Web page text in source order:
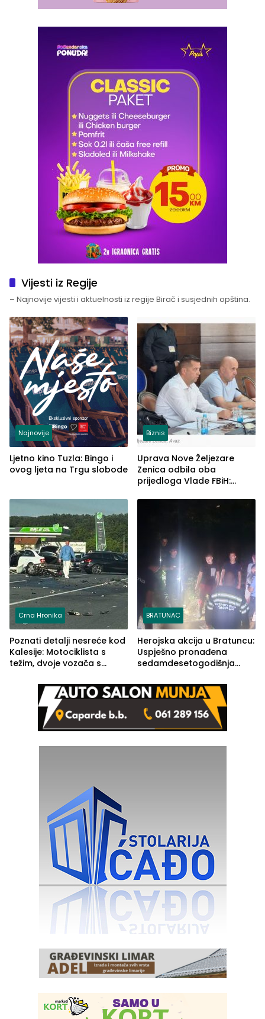
Vijesti iz Regije
– Najnovije vijesti i aktuelnosti iz regije Birač i susjednih opština.
Najnovije
Ljetno kino Tuzla: Bingo i
ovog ljeta na Trgu slobode
Biznis
Uprava Nove Željezare
Zenica odbila oba
prijedloga Vlade FBiH:
rješenje
Crna Hronika
Poznati detalji nesreće kod
Kalesije: Motociklista s
težim, dvoje vozača s
BRATUNAC
Herojska akcija u Bratuncu:
Uspješno pronađena
sedamdesetogodišnja
Kravice.